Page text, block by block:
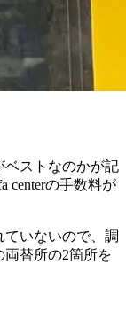
ベストなのかが記
centerの手数料が
いないので、調
替所の2箇所を